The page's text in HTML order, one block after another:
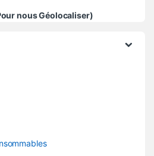
nous Géolocaliser)